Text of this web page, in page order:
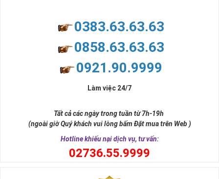
nhiều thành công, thăng tiến hơn.
và tính hai mặt. Số 2 thúc giục chúng ta lựa chọn, dựa vào những
đời, nơi bạn phải đưa ra những quyết định quan trọng.
0383.63.63.63
0858.63.63.63
0921.90.9999
Làm việc 24/7
Tất cả các ngày trong tuần từ 7h-19h
(ngoài giờ Quý khách vui lòng bấm Đặt mua trên Web )
Hotline khiếu nại dịch vụ, tư vấn:
02736.55.9999